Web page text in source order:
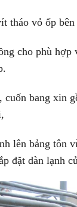
vỏ ốp bên
phù hợp
bang xin
bảng tôn
đặt dàn lạnh